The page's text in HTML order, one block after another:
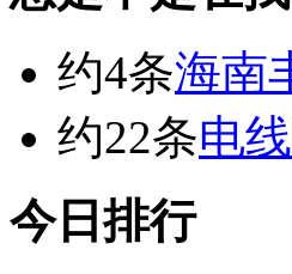
约4条海南
约22条电
今日排行